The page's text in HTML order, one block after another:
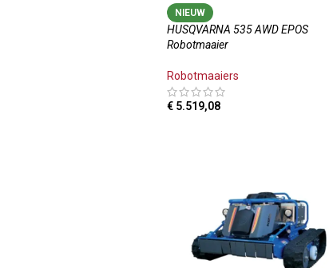
NIEUW
HUSQVARNA 535 AWD EPOS
Robotmaaier
Robotmaaiers
€5.519,08